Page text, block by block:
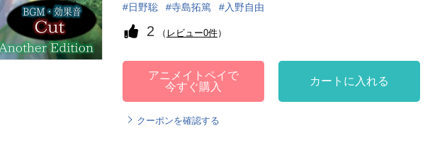
日野聡 寺島拓篤 入野自由
2 （ レビュー0件）
アニメイトペイで
今すぐ購入
カートに入れる
クーポンを確認する